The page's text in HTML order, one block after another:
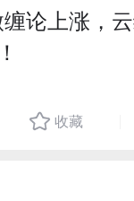
论上涨，
收藏